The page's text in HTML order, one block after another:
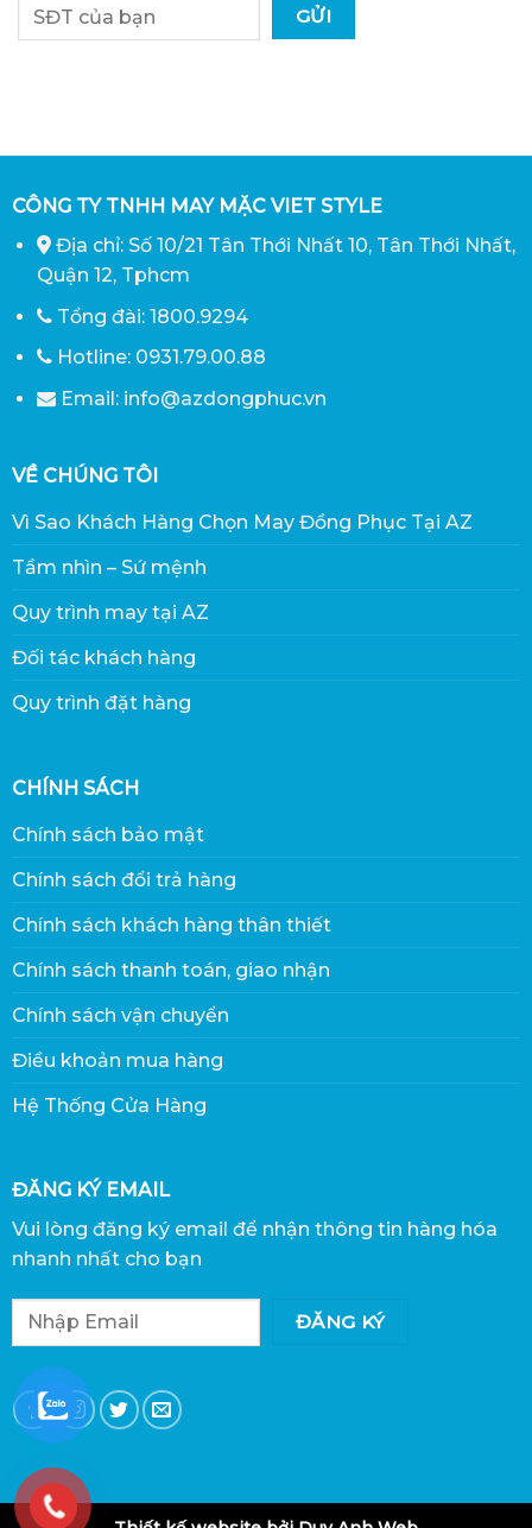
CÔNG TY TNHH MAY MẶC VIET STYLE
Địa chỉ: Số 10/21 Tân Thới Nhất 10, Tân Thới Nhất,
Quận 12, Tphcm
Tổng đài: 1800.9294
Hotline: 0931.79.00.88
Email: info@azdongphuc.vn
VỀ CHÚNG TÔI
Vì Sao Khách Hàng Chọn May Đồng Phục Tại AZ
Tầm nhìn – Sứ mệnh
Quy trình may tại AZ
Đối tác khách hàng
Quy trình đặt hàng
CHÍNH SÁCH
Chính sách bảo mật
Chính sách đổi trả hàng
Chính sách khách hàng thân thiết
Chính sách thanh toán, giao nhận
Chính sách vận chuyển
Điều khoản mua hàng
Hệ Thống Cửa Hàng
ĐĂNG KÝ EMAIL
Vui lòng đăng ký email để nhận thông tin hàng hóa
nhanh nhất cho bạn